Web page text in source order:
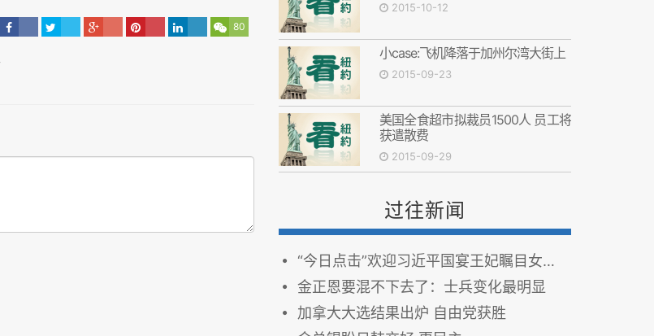
80
2015-10-12
小case:飞机降落于加州尔湾大街上
2015-09-23
美国全食超市拟裁员1500人 员工将
获遣散费
2015-09-29
过往新闻
“今日点击”欢迎习近平国宴王妃瞩目女王软抗议
金正恩要混不下去了：士兵变化最明显
加拿大大选结果出炉 自由党获胜